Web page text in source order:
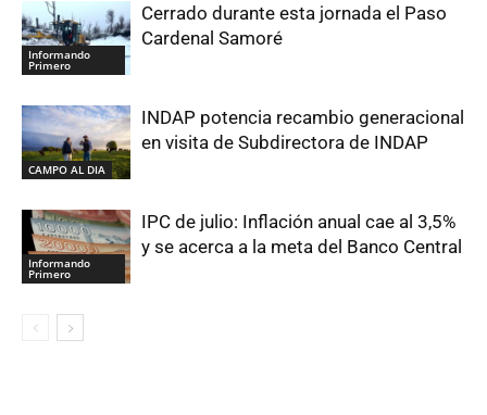
Informando
Primero
Cerrado durante esta jornada el Paso
Cardenal Samoré
CAMPO AL DIA
INDAP potencia recambio generacional
en visita de Subdirectora de INDAP
Informando
Primero
IPC de julio: Inflación anual cae al 3,5%
y se acerca a la meta del Banco Central